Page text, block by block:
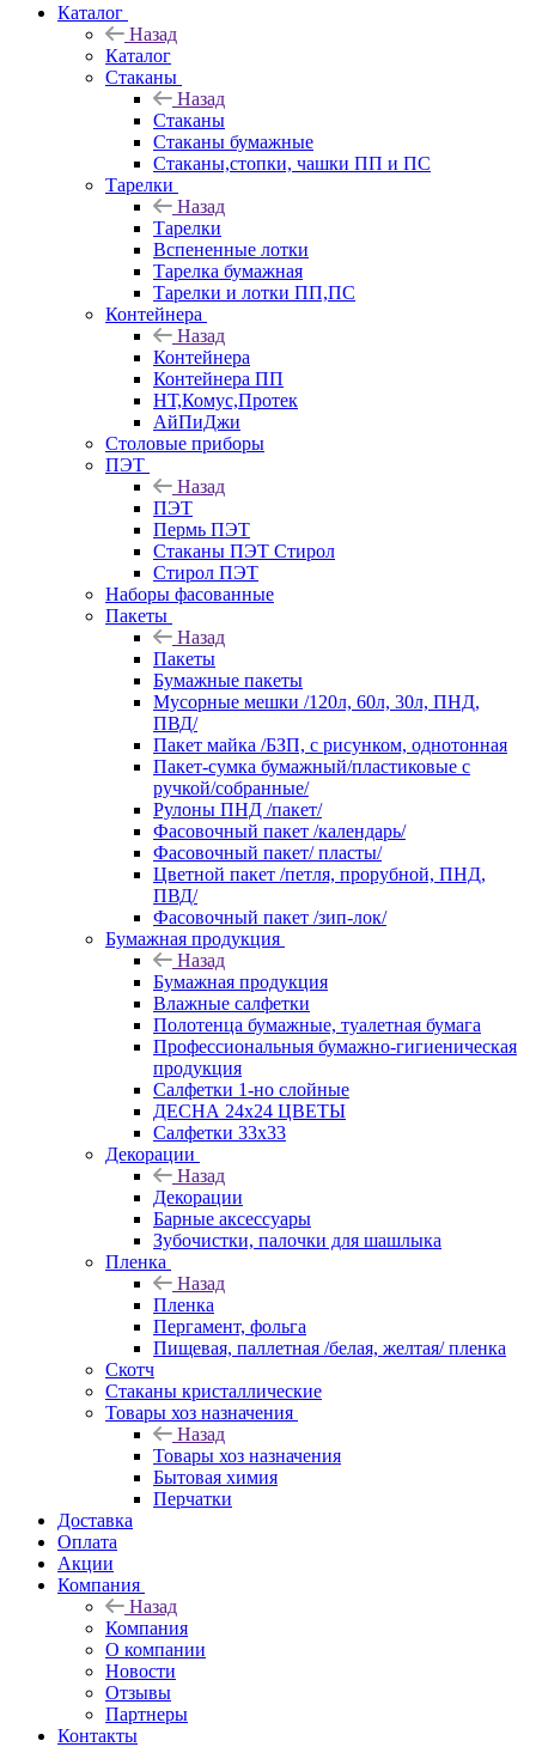
Каталог
Назад
Каталог
Стаканы
Назад
Стаканы
Стаканы бумажные
Стаканы,стопки, чашки ПП и ПС
Тарелки
Назад
Тарелки
Вспененные лотки
Тарелка бумажная
Тарелки и лотки ПП,ПС
Контейнера
Назад
Контейнера
Контейнера ПП
НТ,Комус,Протек
АйПиДжи
Столовые приборы
ПЭТ
Назад
ПЭТ
Пермь ПЭТ
Стаканы ПЭТ Стирол
Стирол ПЭТ
Наборы фасованные
Пакеты
Назад
Пакеты
Бумажные пакеты
Мусорные мешки /120л, 60л, 30л, ПНД,
ПВД/
Пакет майка /БЗП, с рисунком, однотонная
Пакет-сумка бумажный/пластиковые с
ручкой/собранные/
Рулоны ПНД /пакет/
Фасовочный пакет /календарь/
Фасовочный пакет/ пласты/
Цветной пакет /петля, прорубной, ПНД,
ПВД/
Фасовочный пакет /зип-лок/
Бумажная продукция
Назад
Бумажная продукция
Влажные салфетки
Полотенца бумажные, туалетная бумага
Профессиональныя бумажно-гигиеническая
продукция
Салфетки 1-но слойные
ДЕСНА 24х24 ЦВЕТЫ
Салфетки 33х33
Декорации
Назад
Декорации
Барные аксессуары
Зубочистки, палочки для шашлыка
Пленка
Назад
Пленка
Пергамент, фольга
Пищевая, паллетная /белая, желтая/ пленка
Скотч
Стаканы кристаллические
Товары хоз назначения
Назад
Товары хоз назначения
Бытовая химия
Перчатки
Доставка
Оплата
Акции
Компания
Назад
Компания
О компании
Новости
Отзывы
Партнеры
Контакты